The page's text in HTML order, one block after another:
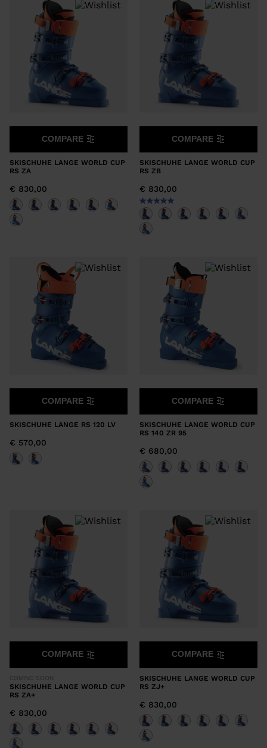
SKISCHUHE LANGE WORLD CUP
RS ZA
€ 830,00
COMPARE
SKISCHUHE LANGE WORLD CUP
RS ZB
€ 830,00
COMPARE
SKISCHUHE LANGE RS 120 LV
€ 570,00
COMPARE
SKISCHUHE LANGE WORLD CUP
RS 140 ZR 95
€ 680,00
COMPARE
COMING SOON
SKISCHUHE LANGE WORLD CUP
RS ZA+
€ 830,00
COMPARE
SKISCHUHE LANGE WORLD CUP
RS ZJ+
€ 830,00
COMPARE